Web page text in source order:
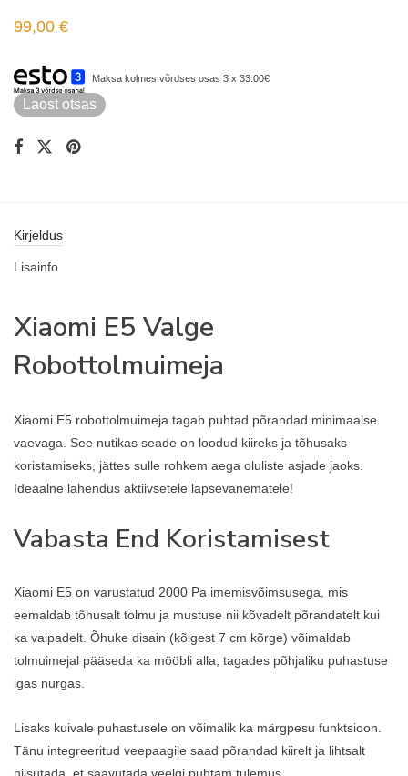
99,00 €
Maksa kolmes võrdses osas 3 x 33.00€
Laost otsas
Kirjeldus
Lisainfo
Xiaomi E5 Valge
Robottolmuimeja
Xiaomi E5 robottolmuimeja tagab puhtad põrandad minimaalse
vaevaga. See nutikas seade on loodud kiireks ja tõhusaks
koristamiseks, jättes sulle rohkem aega oluliste asjade jaoks.
Ideaalne lahendus aktiivsetele lapsevanematele!
Vabasta End Koristamisest
Xiaomi E5 on varustatud 2000 Pa imemisvõimsusega, mis
eemaldab tõhusalt tolmu ja mustuse nii kõvadelt põrandatelt kui
ka vaipadelt. Õhuke disain (kõigest 7 cm kõrge) võimaldab
tolmuimejal pääseda ka mööbli alla, tagades põhjaliku puhastuse
igas nurgas.
Lisaks kuivale puhastusele on võimalik ka märgpesu funktsioon.
Tänu integreeritud veepaagile saad põrandad kiirelt ja lihtsalt